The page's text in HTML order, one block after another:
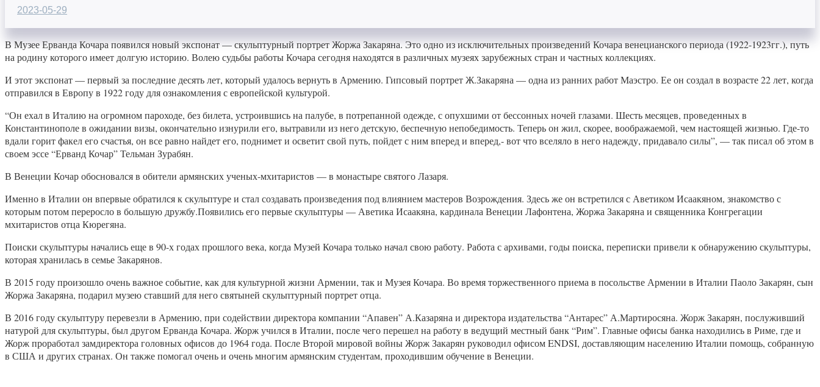
2023-05-29
В Музее Ерванда Кочара появился новый экспонат — скульптурный портрет Жоржа Закаряна. Это одно из исключительных произведений Кочара венецианского периода (1922-1923гг.), путь
на родину которого имеет долгую историю. Волею судьбы работы Кочара сегодня находятся в различных музеях зарубежных стран и частных коллекциях.
И этот экспонат — первый за последние десять лет, который удалось вернуть в Армению. Гипсовый портрет Ж.Закаряна — одна из ранних работ Маэстро. Ее он создал в возрасте 22 лет, когда
отправился в Европу в 1922 году для ознакомления с европейской культурой.
“Он ехал в Италию на огромном пароходе, без билета, устроившись на палубе, в потрепанной одежде, с опухшими от бессонных ночей глазами. Шесть месяцев, проведенных в
Константинополе в ожидании визы, окончательно изнурили его, вытравили из него детскую, беспечную непобедимость. Теперь он жил, скорее, воображаемой, чем настоящей жизнью. Где-то
вдали горит факел его счастья, он все равно найдет его, поднимет и осветит свой путь, пойдет с ним вперед и вперед,- вот что вселяло в него надежду, придавало силы”, — так писал об этом в
своем эссе “Ерванд Кочар” Тельман Зурабян.
В Венеции Кочар обосновался в обители армянских ученых-мхитаристов — в монастыре святого Лазаря.
Именно в Италии он впервые обратился к скульптуре и стал создавать произведения под влиянием мастеров Возрождения. Здесь же он встретился с Аветиком Исаакяном, знакомство с
которым потом переросло в большую дружбу.Появились его первые скульптуры — Аветика Исаакяна, кардинала Венеции Лафонтена, Жоржа Закаряна и священника Конгрегации
мхитаристов отца Кюрегяна.
Поиски скульптуры начались еще в 90-х годах прошлого века, когда Музей Кочара только начал свою работу. Работа с архивами, годы поиска, переписки привели к обнаружению скульптуры,
которая хранилась в семье Закарянов.
В 2015 году произошло очень важное событие, как для культурной жизни Армении, так и Музея Кочара. Во время торжественного приема в посольстве Армении в Италии Паоло Закарян, сын
Жоржа Закаряна, подарил музею ставший для него святыней скульптурный портрет отца.
В 2016 году скульптуру перевезли в Армению, при содействии директора компании “Апавен” А.Казаряна и директора издательства “Антарес” А.Мартиросяна. Жорж Закарян, послуживший
натурой для скульптуры, был другом Ерванда Кочара. Жорж учился в Италии, после чего перешел на работу в ведущий местный банк “Рим”. Главные офисы банка находились в Риме, где и
Жорж проработал замдиректора головных офисов до 1964 года. После Второй мировой войны Жорж Закарян руководил офисом ENDSI, доставляющим населению Италии помощь, собранную
в США и других странах. Он также помогал очень и очень многим армянским студентам, проходившим обучение в Венеции.